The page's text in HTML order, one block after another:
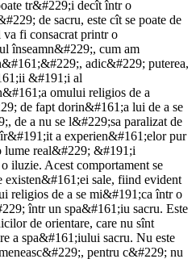
tr&#229;i decît într o
de sacru, este cît se poate de
fi consacrat printr o
înseamn&#229;, cum am
adic&#229; puterea,
&#191;i al
omului religios de a
de fapt dorin&#161;a lui de a se
de a nu se l&#229;sa paralizat de
a experien&#161;elor pur
lume real&#229; &#191;i
iluzie. Acest comportament se
sale, fiind evident
religios de a se mi&#191;ca într o
într un spa&#161;iu sacru. Este
de orientare, care nu sînt
a spa&#161;iului sacru. Nu este
pentru c&#229; nu